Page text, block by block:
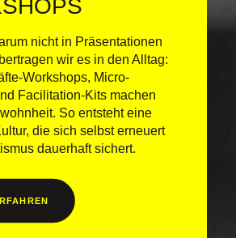
nicht in Präsentationen
wir es in den Alltag:
Workshops, Micro-
Facilitation-Kits machen
So entsteht eine
die sich selbst erneuert
dauerhaft sichert.